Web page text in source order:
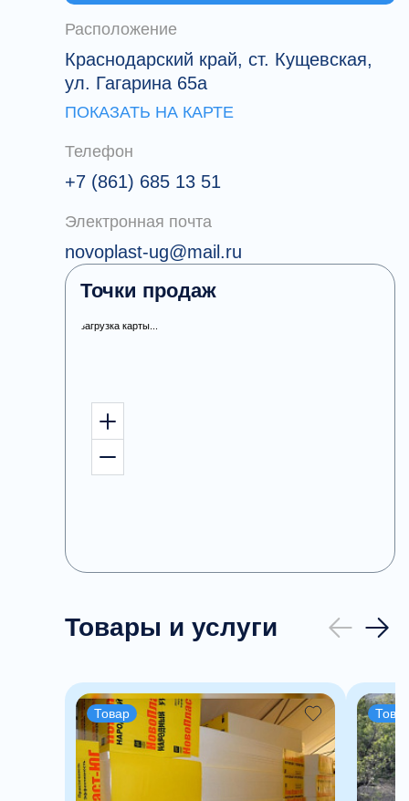
Расположение
Краснодарский край, ст. Кущевская,
ул. Гагарина 65а
ПОКАЗАТЬ НА КАРТЕ
Телефон
+7 (861) 685 13 51
Электронная почта
novoplast-ug@mail.ru
быстровозводимых зданий в
Краснодарском крае и других регионах
России. Мы всегда готовы обеспечить
нашим заказчикам лучшие цены, высокое
качество и самые сжатые сроки
Точки продаж
загрузка карты...
Товары и услуги
Товар